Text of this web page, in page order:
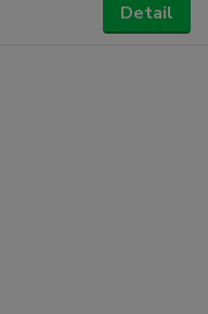
Detail